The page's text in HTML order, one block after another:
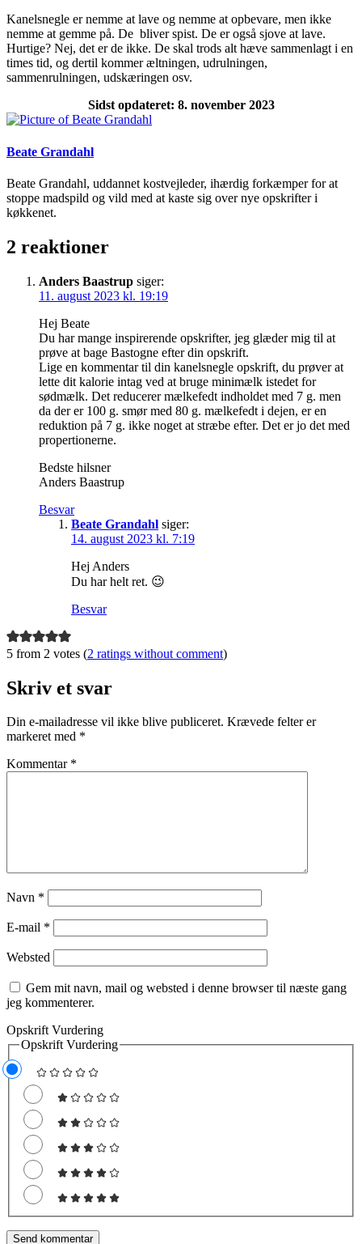
Kanelsnegle er nemme at lave og nemme at opbevare, men ikke
nemme at gemme på. De bliver spist. De er også sjove at lave.
Hurtige? Nej, det er de ikke. De skal trods alt hæve sammenlagt i en
times tid, og dertil kommer æltningen, udrulningen,
sammenrulningen, udskæringen osv.
Sidst opdateret: 8. november 2023
Beate Grandahl
Beate Grandahl, uddannet kostvejleder, ihærdig forkæmper for at
stoppe madspild og vild med at kaste sig over nye opskrifter i
køkkenet.
2 reaktioner
Anders Baastrup siger:
11. august 2023 kl. 19:19
Hej Beate
Du har mange inspirerende opskrifter, jeg glæder mig til at
prøve at bage Bastogne efter din opskrift.
Lige en kommentar til din kanelsnegle opskrift, du prøver at
lette dit kalorie intag ved at bruge minimælk istedet for
sødmælk. Det reducerer mælkefedt indholdet med 7 g. men
da der er 100 g. smør med 80 g. mælkefedt i dejen, er en
reduktion på 7 g. ikke noget at stræbe efter. Det er jo det med
propertionerne.
Bedste hilsner
Anders Baastrup
Besvar
Beate Grandahl siger:
14. august 2023 kl. 7:19
Hej Anders
Du har helt ret. 😉
Besvar
5 from 2 votes (2 ratings without comment)
Skriv et svar
Din e-mailadresse vil ikke blive publiceret. Krævede felter er
markeret med *
Kommentar *
Navn *
E-mail *
Websted
Gem mit navn, mail og websted i denne browser til næste gang
jeg kommenterer.
Opskrift Vurdering
Opskrift Vurdering